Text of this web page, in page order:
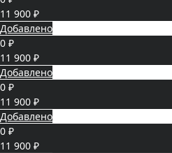
11 900 ₽
Добавлено
0 ₽
11 900 ₽
Добавлено
0 ₽
11 900 ₽
Добавлено
0 ₽
11 900 ₽